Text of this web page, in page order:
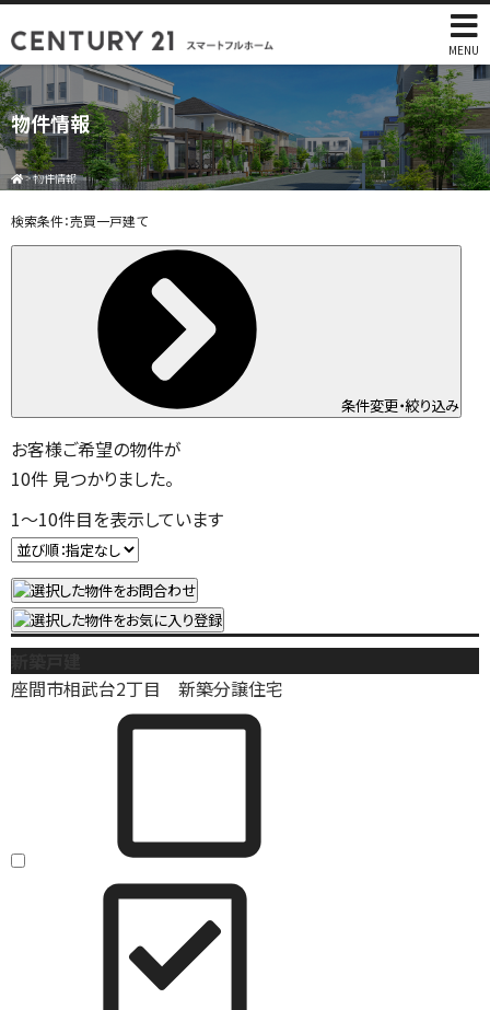
MENU
物件情報
>物件情報
検索条件：売買一戸建て
条件変更・絞り込み
お客様ご希望の物件が
10件 見つかりました。
1～10件目を表示しています
座間市相武台2丁目 新築分譲住宅